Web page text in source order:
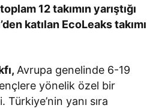
12 takımın yarıştığı
katılan EcoLeaks takımı
Avrupa genelinde 6-19
yönelik özel bir
yanı sıra